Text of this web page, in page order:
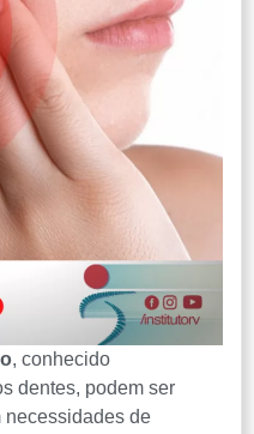
, conhecido
dentes, podem ser
necessidades de